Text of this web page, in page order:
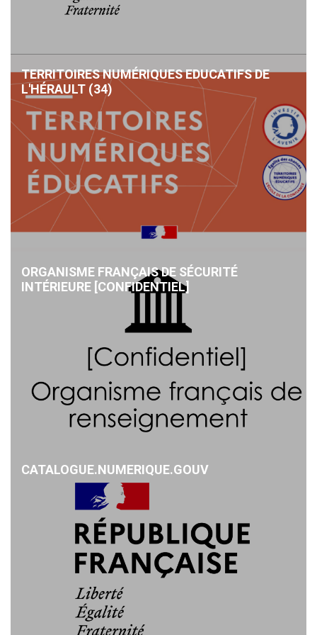
TERRITOIRES NUMÉRIQUES EDUCATIFS DE
L'HÉRAULT (34)
ORGANISME FRANÇAIS DE SÉCURITÉ
INTÉRIEURE [CONFIDENTIEL]
CATALOGUE.NUMERIQUE.GOUV